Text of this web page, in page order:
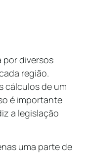
diversos
região.
cálculos de um
é importante
a legislação
uma parte de